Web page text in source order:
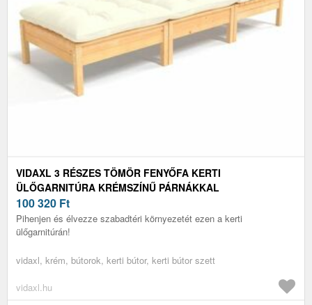
VIDAXL 3 RÉSZES TÖMÖR FENYŐFA KERTI
ÜLŐGARNITÚRA KRÉMSZÍNŰ PÁRNÁKKAL
100 320 Ft
Pihenjen és élvezze szabadtéri környezetét ezen a kerti
ülőgarnitúrán!
vidaxl, krém, bútorok, kerti bútor, kerti bútor szett
vidaxl.hu